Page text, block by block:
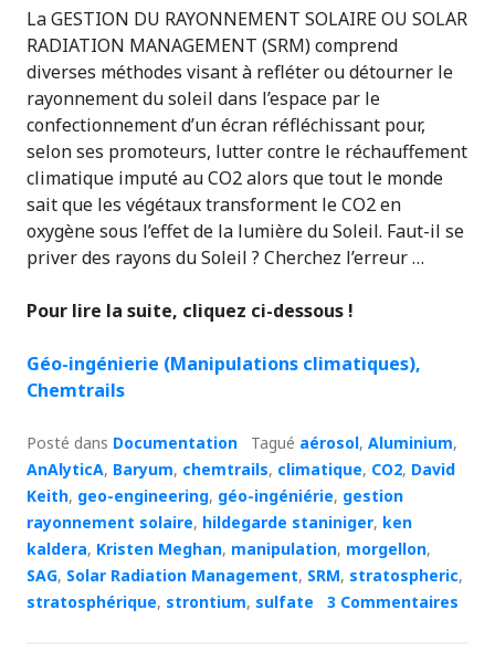
La GESTION DU RAYONNEMENT SOLAIRE OU SOLAR
RADIATION MANAGEMENT (SRM) comprend
diverses méthodes visant à refléter ou détourner le
rayonnement du soleil dans l’espace par le
confectionnement d’un écran réfléchissant pour,
selon ses promoteurs, lutter contre le réchauffement
climatique imputé au CO2 alors que tout le monde
sait que les végétaux transforment le CO2 en
oxygène sous l’effet de la lumière du Soleil. Faut-il se
priver des rayons du Soleil ? Cherchez l’erreur …
Pour lire la suite, cliquez ci-dessous !
Géo-ingénierie (Manipulations climatiques),
Chemtrails
Posté dans Documentation Tagué aérosol, Aluminium,
AnAlyticA, Baryum, chemtrails, climatique, CO2, David
Keith, geo-engineering, géo-ingéniérie, gestion
rayonnement solaire, hildegarde staniniger, ken
kaldera, Kristen Meghan, manipulation, morgellon,
SAG, Solar Radiation Management, SRM, stratospheric,
stratosphérique, strontium, sulfate 3 Commentaires